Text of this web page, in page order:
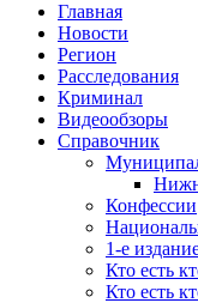
Главная
Новости
Регион
Расследования
Криминал
Видеообзоры
Справочник
Конфессии
1-е
Кто есть
Кто есть